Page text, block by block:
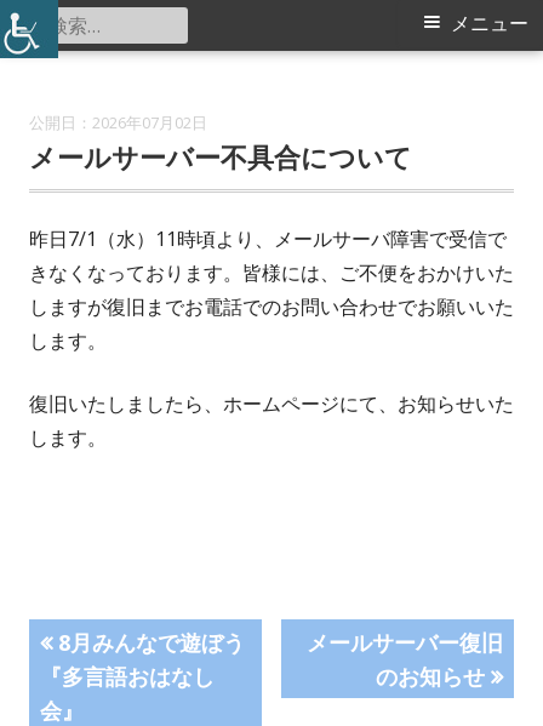
コ
ン
都田小学校コミュニティハウス
メ
メニュー
検
索:
2026年07月02日
メールサーバー不具合について
昨日7/1（水）11時頃より、メールサーバ障害で受信で
きなくなっております。皆様には、ご不便をおかけいた
しますが復旧までお電話でのお問い合わせでお願いいた
します。
復旧いたしましたら、ホームページにて、お知らせいた
します。
投
稿
前
の
記
8月みんなで遊ぼう
『多言語おはなし
会』
次
メールサーバー復旧
のお知らせ